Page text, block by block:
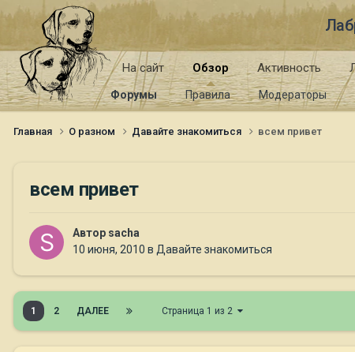
На сайт Обзор
Форумы Правила Модераторы
Активность
Главная О разном Давайте знакомиться всем привет
всем привет
Автор sacha
10 июня, 2010 в Давайте знакомиться
1 2 ДАЛЕЕ Страница 1 из 2